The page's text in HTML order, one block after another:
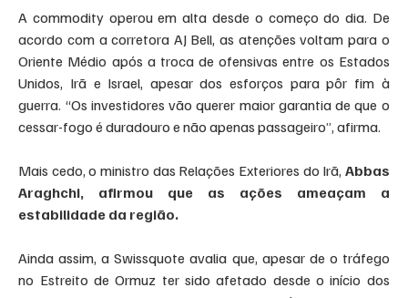
A commodity operou em alta desde o começo do dia. De
acordo com a corretora AJ Bell, as atenções voltam para o
Oriente Médio após a troca de ofensivas entre os Estados
Unidos, Irã e Israel, apesar dos esforços para pôr fim à
guerra. “Os investidores vão querer maior garantia de que o
cessar-fogo é duradouro e não apenas passageiro”, afirma.
Mais cedo, o ministro das Relações Exteriores do Irã, Abbas
Araghchi, afirmou que as ações ameaçam a
estabilidade da região.
Ainda assim, a Swissquote avalia que, apesar de o tráfego
no Estreito de Ormuz ter sido afetado desde o início dos